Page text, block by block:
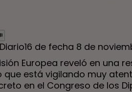
de fecha 8 de
Europea reveló en una
que está vigilando muy
en el Congreso de los